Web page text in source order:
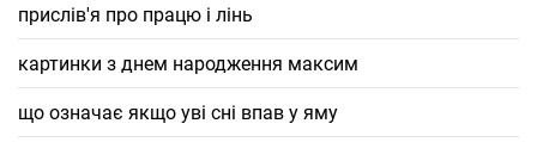
прислів'я про працю і лінь
картинки з днем народження максим
що означає якщо уві сні впав у яму